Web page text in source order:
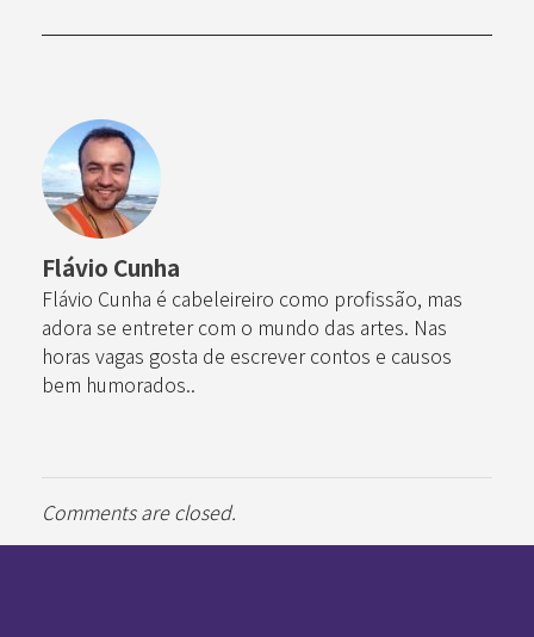
Flávio Cunha
Flávio Cunha é cabeleireiro como profissão, mas
adora se entreter com o mundo das artes. Nas
horas vagas gosta de escrever contos e causos
bem humorados..
Comments are closed.